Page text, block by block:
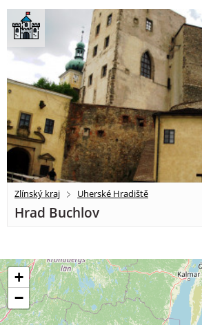
Zlínský kraj Uherské Hradiště
Hrad Buchlov
+
−